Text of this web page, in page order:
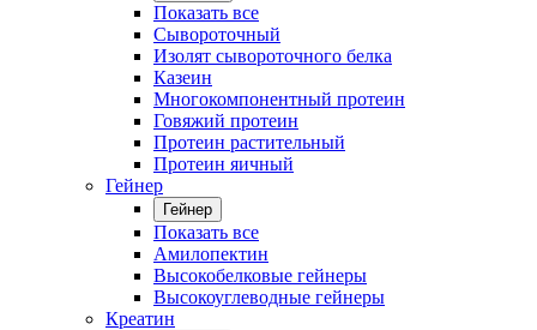
Показать все
Сывороточный
Изолят сывороточного белка
Казеин
Многокомпонентный протеин
Говяжий протеин
Протеин растительный
Протеин яичный
Гейнер
Гейнер
Показать все
Амилопектин
Высокобелковые гейнеры
Высокоуглеводные гейнеры
Креатин